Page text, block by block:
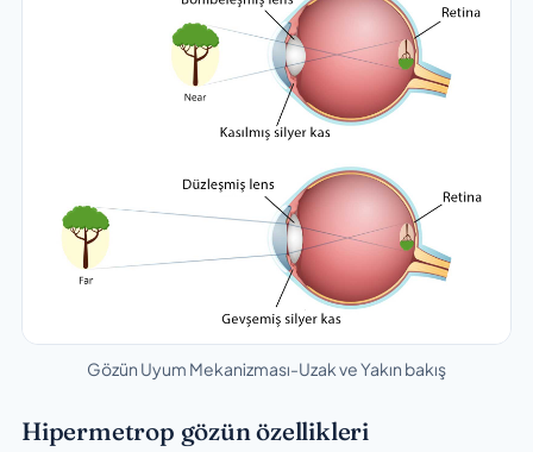
Gözün Uyum Mekanizması-Uzak ve Yakın bakış
Hipermetrop gözün özellikleri